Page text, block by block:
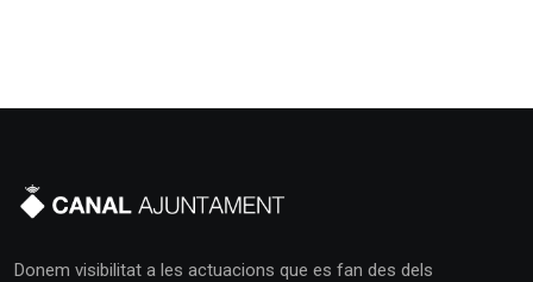
Donem visibilitat a les actuacions que es fan des dels